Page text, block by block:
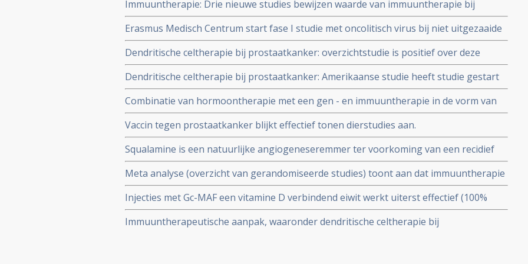
Immuuntherapie: Drie nieuwe studies bewijzen waarde van immuuntherapie bij
gevorderde uitgezaaide hormoonresistente prostaatkanker, er wordt zelfs over
genezende aanpak gesproken
Erasmus Medisch Centrum start fase I studie met oncolitisch virus bij niet uitgezaaide
lokale prostaatkanker
Dendritische celtherapie bij prostaatkanker: overzichtstudie is positief over deze
aanpak, maar vraagt meer onderzoek naar combinaties van dendritische cellen met
tumor gerelateerde antigenen - eiwitten en in combinatie met andere
behandelingswijzen.
Dendritische celtherapie bij prostaatkanker: Amerikaanse studie heeft studie gestart
in 2008 gepromoveerd tot fase II studie
Combinatie van hormoontherapie met een gen - en immuuntherapie in de vorm van
een vaccin - dendritische celtherapie voor mannen met uitgezaaide prostaatkanker
gestart in VUMC en voortgezet in Amerika
Vaccin tegen prostaatkanker blijkt effectief tonen dierstudies aan.
Squalamine is een natuurlijke angiogeneseremmer ter voorkoming van een recidief
van prostaatkanker en andere vormen van kanker. Een overzichtstudie.
Meta analyse (overzicht van gerandomiseerde studies) toont aan dat immuuntherapie
voor hoopvolle resultaten zorgt waarbij dendritische celtherapie eruit springt als
meest zinvolle aanpak.
Injecties met Gc-MAF een vitamine D verbindend eiwit werkt uiterst effectief (100%
genezing bij totaal 16 prostaatkankerpatienten) als vernietiging en bescherming
tegen terugkeer van prostaatkanker.
Immuuntherapeutische aanpak, waaronder dendritische celtherapie bij